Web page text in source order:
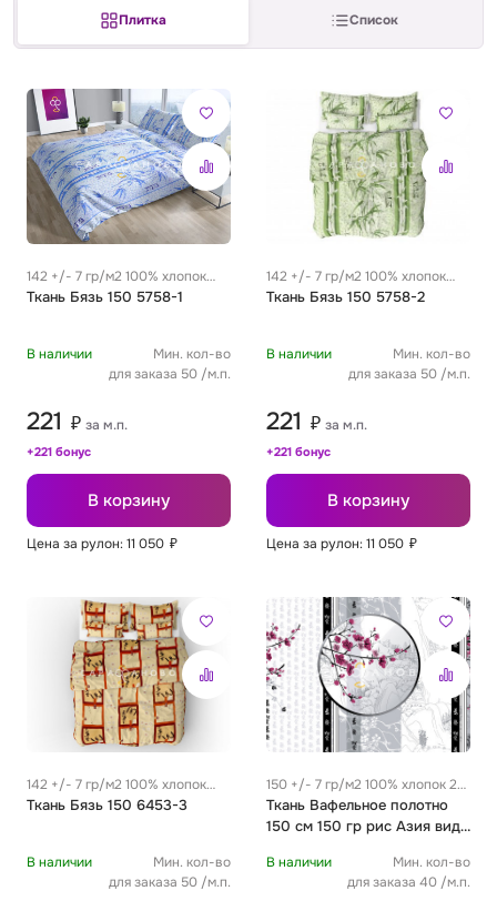
Плитка Список
142 +/- 7 гр/м2 100% хлопок
0.29 м
Ткань Бязь 150 5758-1
В наличии
Мин. кол-во
для заказа 50 /м.п.
221 ₽ за м.п.
+221 бонус
В корзину
Цена за рулон: 11 050 ₽
142 +/- 7 гр/м2 100% хлопок
0.29 м
Ткань Бязь 150 5758-2
В наличии
Мин. кол-во
для заказа 50 /м.п.
221 ₽ за м.п.
+221 бонус
В корзину
Цена за рулон: 11 050 ₽
142 +/- 7 гр/м2 100% хлопок
0.29 м
Ткань Бязь 150 6453-3
В наличии
Мин. кол-во
для заказа 50 /м.п.
150 +/- 7 гр/м2 100% хлопок 22
см
Ткань Вафельное полотно
150 см 150 гр рис Азия вид 1
В наличии
Мин. кол-во
для заказа 40 /м.п.
Сатин
Сатин Глосс
Сатин Жаккард
Сатин Страйп
Сатин Твил
Сетка
Ситец
Спанбонд
Тик
Тик наволочный
Тиси
ТиСи Твил
Трикотаж
Тюль
Фланель
Флис
Футер
Шелк Армани
Штапель
Зеленый
Синий
Многоцветный
Детский
Праздничный
Еда
Город / архитектура
Морская тема
Космос
Техника / транспорт
Этнический
Имитации материалов